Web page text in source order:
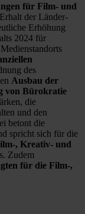
für Film- und
der Länder-
Erhöhung
2024 für
des
Ausbau der
von Bürokratie
die
und den
betont die
spricht sich für die
, Kreativ- und
Zudem
für die Film-,